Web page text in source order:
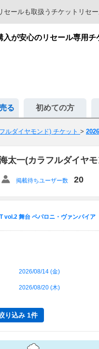
ールも取扱うチケットリセ
が安心のリセール専用チ
る 初めての方
ルダイヤモンド) チケット >
太一(カラフルダイヤ
掲載待ちユーザー数 20
vol.2 舞台 ペパロニ・ヴァンパイア
2026/08/14 (金)
2026/08/20 (木)
り込み 1件